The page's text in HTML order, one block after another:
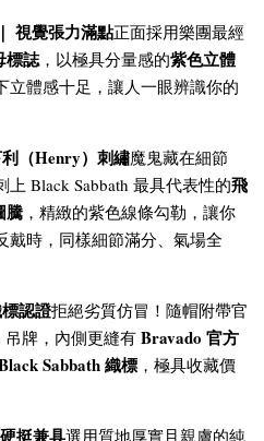
視覺張力滿點正面採用樂團最經
標誌，以極具分量感的紫色立體
立體感十足，讓人一眼辨識你的
（Henry）刺繡魔鬼藏在細節
Black Sabbath 最具代表性的飛
騰 ，精緻的紫色線條勾勒，讓你
戴時，同樣細節滿分、氣場全
認證拒絕劣質仿冒！隨帽附帶官
牌，內側更縫有 Bravado 官方
Sabbath 織標 ，極具收藏價
挺兼具選用質地厚實且親膚的純